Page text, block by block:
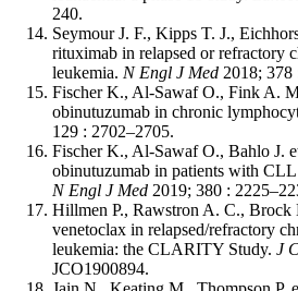
240.
Seymour J. F., Kipps T. J.,
rituximab in relapsed or refractory
leukemia. N Engl J Med 2018; 378
Fischer K., Al-Sawaf O., Fink A.
obinutuzumab in chronic
129 : 2702–2705.
Fischer K., Al-Sawaf O., Bahlo J.
obinutuzumab in patients with
N Engl J Med 2019; 380 :
Hillmen P., Rawstron A. C.,
venetoclax in relapsed/refractory
leukemia: the CLARITY Study. J
JCO1900894.